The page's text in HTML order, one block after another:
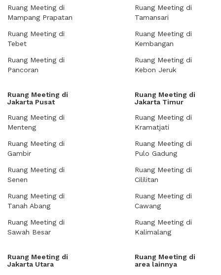
Ruang Meeting di
Mampang Prapatan
Ruang Meeting di
Tebet
Ruang Meeting di
Pancoran
Ruang Meeting di
Tamansari
Ruang Meeting di
Kembangan
Ruang Meeting di
Kebon Jeruk
Ruang Meeting di
Jakarta Pusat
Ruang Meeting di
Menteng
Ruang Meeting di
Gambir
Ruang Meeting di
Senen
Ruang Meeting di
Tanah Abang
Ruang Meeting di
Sawah Besar
Ruang Meeting di
Jakarta Timur
Ruang Meeting di
Kramatjati
Ruang Meeting di
Pulo Gadung
Ruang Meeting di
Cililitan
Ruang Meeting di
Cawang
Ruang Meeting di
Kalimalang
Ruang Meeting di
Jakarta Utara
Ruang Meeting di
area lainnya